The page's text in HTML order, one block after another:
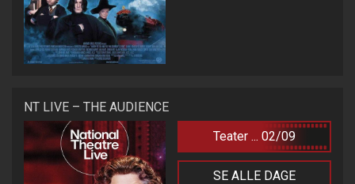
NT LIVE – THE AUDIENCE
Teater ... 02/09
SE ALLE DAGE